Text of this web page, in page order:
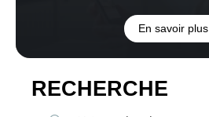
En savoir plus
RECHERCHE